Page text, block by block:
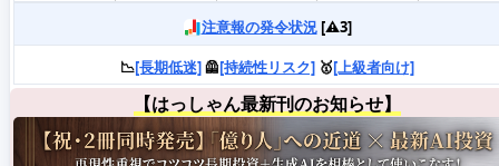
注意報の発令状況[⚠️3]
📉[長期低迷]🦺[持続性リスク] 🥇[上級者向け]
【はっしゃん最新刊のお知らせ】